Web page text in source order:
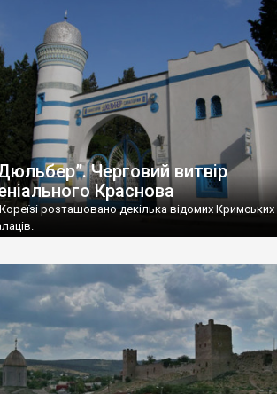
Черговий витвір
Краснова
розташовано декілька відомих Кримських